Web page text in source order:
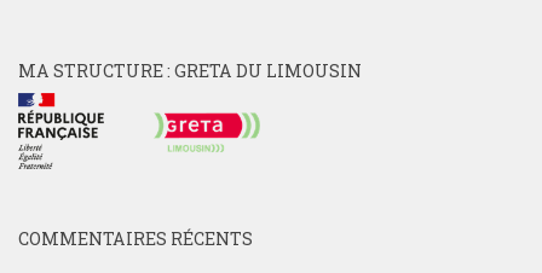
MA STRUCTURE : GRETA DU LIMOUSIN
COMMENTAIRES RÉCENTS